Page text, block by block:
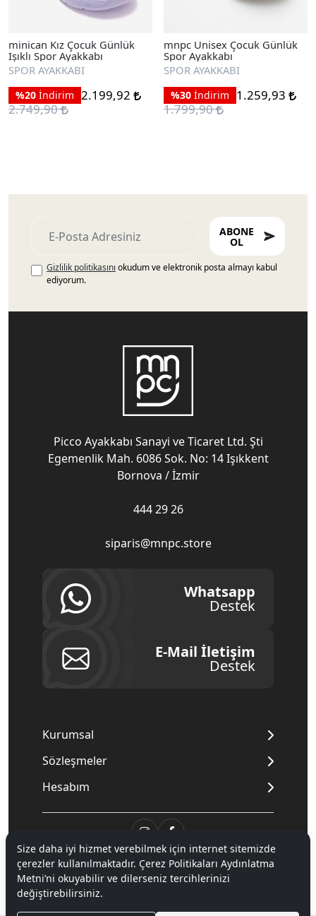
minican Kız Çocuk Günlük
Işıklı Spor Ayakkabı
SPOR AYAKKABI
%20 İndirim 2.199,92
2.749,90
mnpc Unisex Çocuk Günlük
Spor Ayakkabı
SPOR AYAKKABI
%30 İndirim
1.259,93
1.799,90
ABONE
OL
Gizlilik politikasını okudum ve elektronik posta almayı kabul
ediyorum.
Picco Ayakkabı Sanayi ve Ticaret Ltd. Şti
Egemenlik Mah. 6086 Sok. No: 14 Işıkkent
Bornova / İzmir
444 29 26
siparis@mnpc.store
Whatsapp
Destek
E-Mail İletişim
Destek
Kurumsal
Sözleşmeler
Hesabım
© 2020Mnpc. Tüm hakları saklıdır.
Size daha iyi hizmet verebilmek için internet sitemizde
çerezler kullanılmaktadır. Çerez Politikaları Aydınlatma
Metni’ni okuyabilir ve dilerseniz tercihlerinizi
değiştirebilirsiniz.